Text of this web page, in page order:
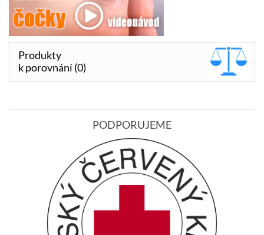
Produkty
k porovnání (0)
PODPORUJEME